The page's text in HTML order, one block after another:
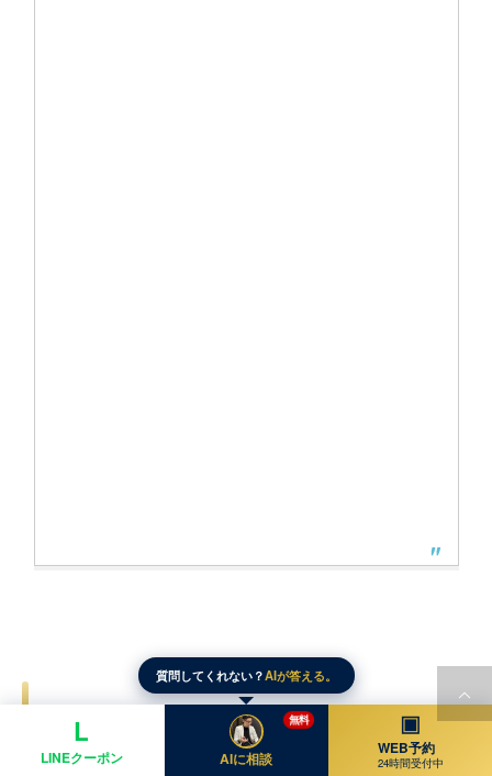
FAQ
質問してくれない？AIが答える。
L
LINEクーポン AIに相談
無料 ▣
WEB予約
24時間受付中